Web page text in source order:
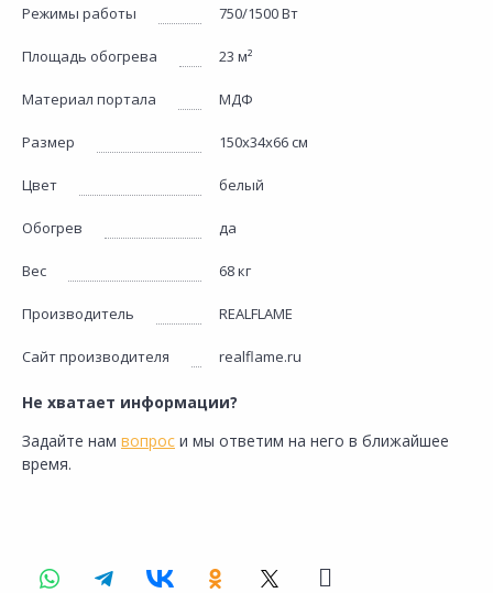
Режимы работы 750/1500 Вт
Площадь обогрева 23 м²
Материал портала МДФ
Размер 150х34х66 см
Цвет белый
Обогрев да
Вес 68 кг
Производитель REALFLAME
Сайт производителя realflame.ru
Не хватает информации?
Задайте нам вопрос и мы ответим на него в ближайшее
время.